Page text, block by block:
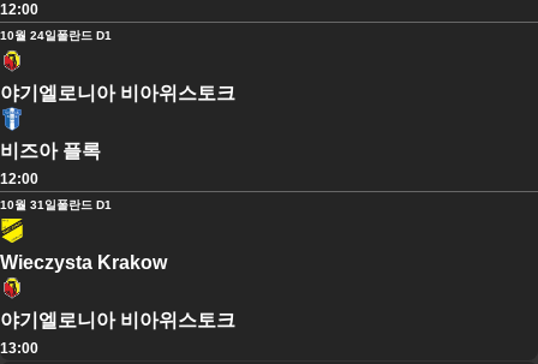
12:00
10월 24일폴란드 D1
야기엘로니아 비아위스토크
비즈아 플록
12:00
10월 31일폴란드 D1
Wieczysta Krakow
야기엘로니아 비아위스토크
13:00